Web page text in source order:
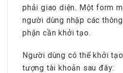
phải giao diện. Một form
người dùng nhập các
phận cần khởi tạo.
Người dùng có thể khởi
tượng tài khoản sau đây: